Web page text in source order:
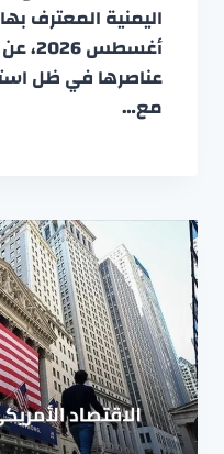
عناصرها في ظل
مع…